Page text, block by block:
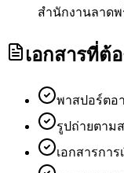
สำนักงานลาดพ
เอกสารที่ต้
พาสปอร์ตอา
รูปถ่ายตาม
เอกสารการ